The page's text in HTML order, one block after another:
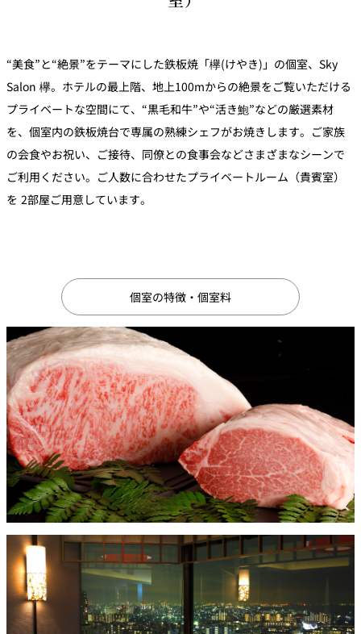
レス
トラ
ン＆
バー
ザ・ラウンジ
ベイコートカ
フェ
ガーデンレストラン
Shell the
限定＞
ルームサービス
Tokio
ご案内
個室のご案内
レストランギ
フト券
レストラン夏
の涼宴プラン
2026
レストランパ
ーティープラ
ン
レストラン個
室お祝いプラ
ン
シャンパーニ
ュフェア
～ポメリー ブ
リュット・ロ
ワイヤル～
自宅で味わう
ホテルのテイ
クアウトメニ
ュー
誕生日や記念
日のお祝いに
～アニバーサ
リー～
レストランご
法要プラン
チャペルでプ
ロポーズディ
ナープラン
よくあるご質
“美食”と“絶景”をテーマにした鉄板焼「欅(けやき)」の個室、Sky
Salon 欅。ホテルの最上階、地上100mからの絶景をご覧いただける
プライベートな空間にて、“黒毛和牛”や“活き鮑”などの厳選素材
を、個室内の鉄板焼台で専属の熟練シェフがお焼きします。ご家族
の会食やお祝い、ご接待、同僚との食事会などさまざまなシーンで
ご利用ください。ご人数に合わせたプライベートルーム（貴賓室）
を 2部屋ご用意しています。
個室の特徴・個室料